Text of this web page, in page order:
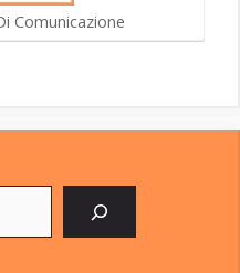
Comunicazione